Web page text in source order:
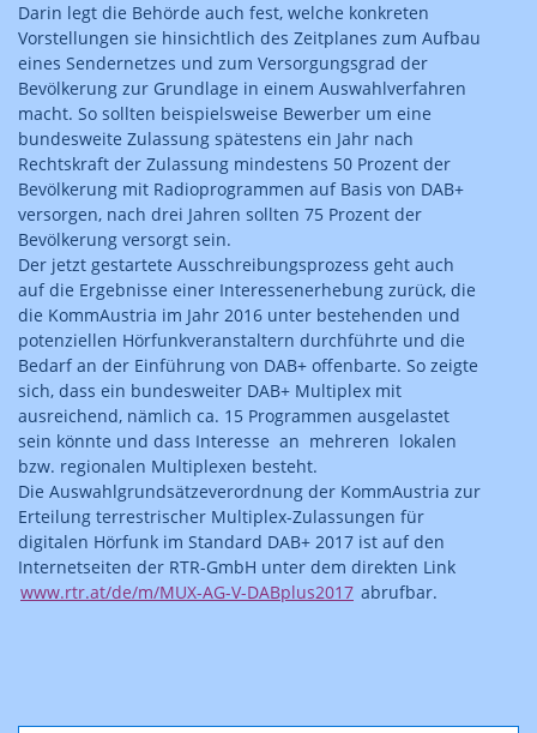
Darin legt die Behörde auch fest, welche konkreten
Vorstellungen sie hinsichtlich des Zeitplanes zum Aufbau
eines Sendernetzes und zum Versorgungsgrad der
Bevölkerung zur Grundlage in einem Auswahlverfahren
macht. So sollten beispielsweise Bewerber um eine
bundesweite Zulassung spätestens ein Jahr nach
Rechtskraft der Zulassung mindestens 50 Prozent der
Bevölkerung mit Radioprogrammen auf Basis von DAB+
versorgen, nach drei Jahren sollten 75 Prozent der
Bevölkerung versorgt sein.
Der jetzt gestartete Ausschreibungsprozess geht auch
auf die Ergebnisse einer Interessenerhebung zurück, die
die KommAustria im Jahr 2016 unter bestehenden und
potenziellen Hörfunkveranstaltern durchführte und die
Bedarf an der Einführung von DAB+ offenbarte. So zeigte
sich, dass ein bundesweiter DAB+ Multiplex mit
ausreichend, nämlich ca. 15 Programmen ausgelastet
sein könnte und dass Interesse an mehreren lokalen
bzw. regionalen Multiplexen besteht.
Die Auswahlgrundsätzeverordnung der KommAustria zur
Erteilung terrestrischer Multiplex-Zulassungen für
digitalen Hörfunk im Standard DAB+ 2017 ist auf den
Internetseiten der RTR-GmbH unter dem direkten Link
www.rtr.at/de/m/MUX-AG-V-DABplus2017 abrufbar.